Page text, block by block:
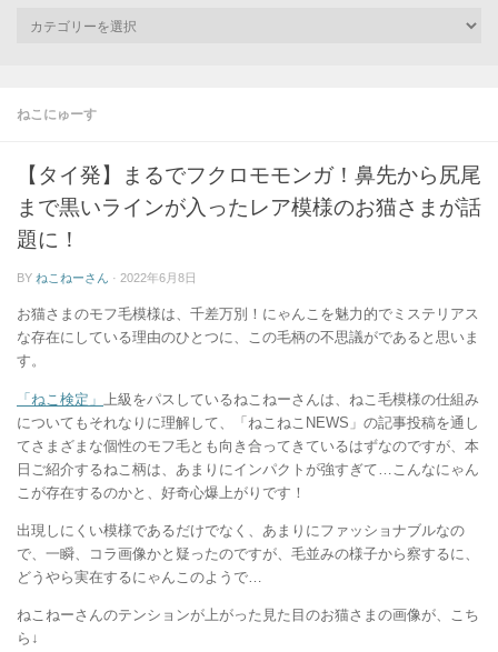
ねこにゅーす
【タイ発】まるでフクロモモンガ！鼻先から尻尾
まで黒いラインが入ったレア模様のお猫さまが話
題に！
BY ねこねーさん · 2022年6月8日
お猫さまのモフ毛模様は、千差万別！にゃんこを魅力的でミステリアス
な存在にしている理由のひとつに、この毛柄の不思議がであると思いま
す。
「ねこ検定」
上級をパスしているねこねーさんは、ねこ毛模様の仕組み
についてもそれなりに理解して、「ねこねこNEWS」の記事投稿を通し
てさまざまな個性のモフ毛とも向き合ってきているはずなのですが、本
日ご紹介するねこ柄は、あまりにインパクトが強すぎて…こんなにゃん
こが存在するのかと、好奇心爆上がりです！
出現しにくい模様であるだけでなく、あまりにファッショナブルなの
で、一瞬、コラ画像かと疑ったのですが、毛並みの様子から察するに、
どうやら実在するにゃんこのようで…
ねこねーさんのテンションが上がった見た目のお猫さまの画像が、こち
ら↓
ゴ